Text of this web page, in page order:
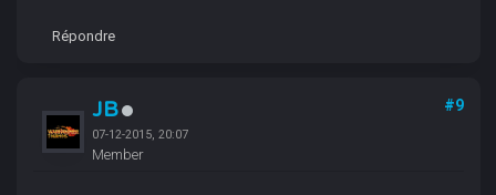
Répondre
JB
07-12-2015, 20:07
Member
#9